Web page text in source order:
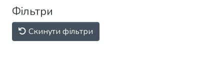
Фільтри
Скинути фільтри